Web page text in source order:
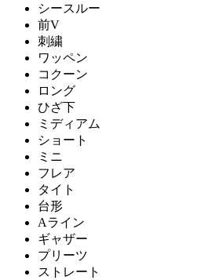
シースルー
前V
刺繍
ワッペン
コクーン
ロング
ひざ下
ミディアム
ショート
ミニ
フレア
タイト
台形
Aライン
ギャザー
プリーツ
ストレート